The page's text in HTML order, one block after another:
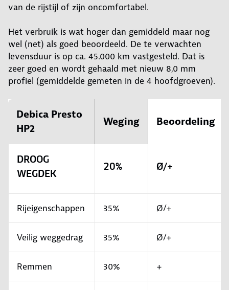
van de rijstijl of zijn oncomfortabel.
Het verbruik is wat hoger dan gemiddeld maar nog
wel (net) als goed beoordeeld. De te verwachten
levensduur is op ca. 45.000 km vastgesteld. Dat is
zeer goed en wordt gehaald met nieuw 8,0 mm
profiel (gemiddelde gemeten in de 4 hoofdgroeven).
Debica Presto
HP2
Weging Beoordeling
DROOG
WEGDEK
20% Ø/+
Rijeigenschappen 35% Ø/+
Veilig weggedrag 35% Ø/+
Remmen 30% +